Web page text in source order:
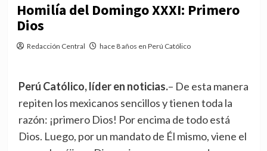
Homilía del Domingo XXXI: Primero
Dios
Redacción Central hace 8 años en Perú Católico
Perú Católico, líder en noticias.– De esta manera
repiten los mexicanos sencillos y tienen toda la
razón: ¡primero Dios! Por encima de todo está
Dios. Luego, por un mandato de Él mismo, viene el